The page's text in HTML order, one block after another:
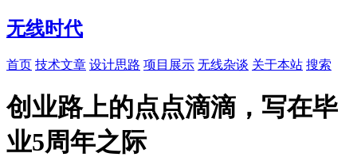
无线时代
首页 技术文章 设计思路 项目展示 无线杂谈 关于本站 搜索
创业路上的点点滴滴，写在毕
业5周年之际